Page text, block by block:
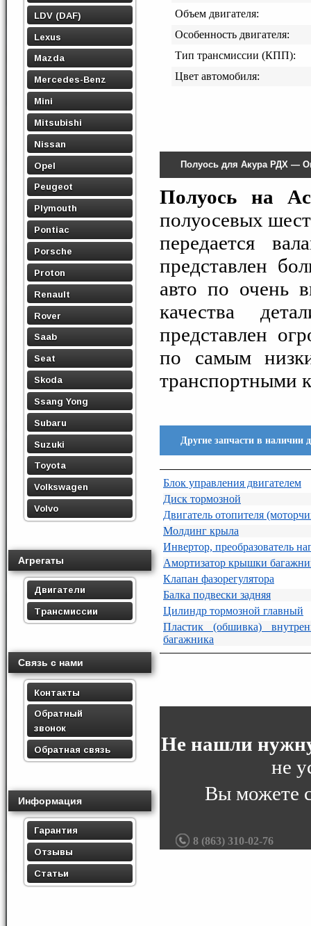
LDV (DAF)
Lexus
Mazda
Mercedes-Benz
Mini
Mitsubishi
Nissan
Opel
Peugeot
Plymouth
Pontiac
Porsche
Proton
Renault
Rover
Saab
Seat
Skoda
Ssang Yong
Subaru
Suzuki
Toyota
Volkswagen
Volvo
Агрегаты
Двигатели
Трансмиссии
Связь с нами
Контакты
Обратный
звонок
Обратная связь
Информация
Гарантия
Отзывы
Статьи
Объем двигателя:
Особенность двигателя:
Тип трансмиссии (КПП):
Цвет автомобиля:
Полуось для Акура РДХ —
Полуось на
полуосевых
передается
представлен
авто по очень
качества
представлен
по самым
транспортными
Другие запчасти в наличии
Блок управления двигателем
Диск тормозной
Двигатель отопителя
Молдинг крыла
Инвертор, преобразователь
Амортизатор крышки
Клапан фазорегулятора
Балка подвески задняя
Цилиндр тормозной главный
Пластик (обшивка)
багажника
Не нашли
не
Вы можете
8 (863) 310-02-76